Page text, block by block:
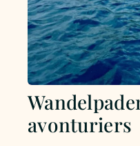
avonturiers